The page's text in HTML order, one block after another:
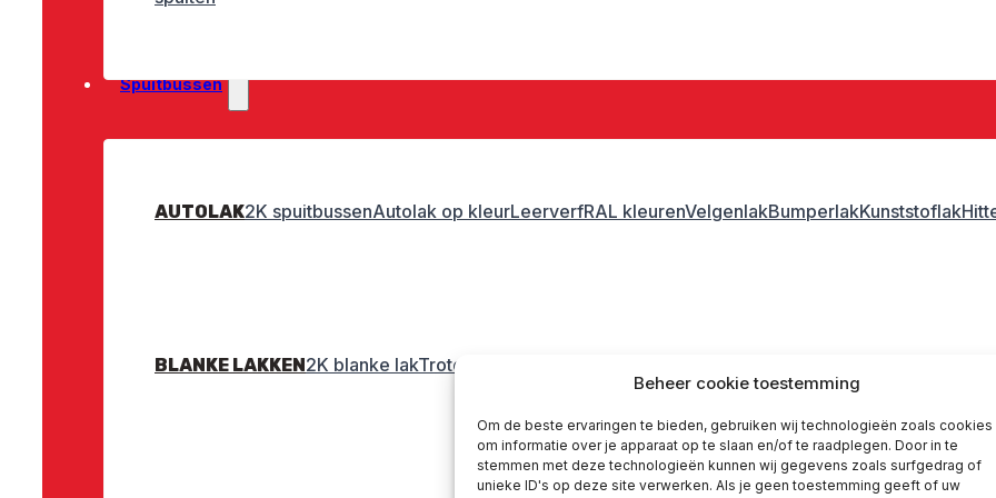
Beheer cookie toestemming
Om de beste ervaringen te bieden, gebruiken wij technologieën zoals cookies
om informatie over je apparaat op te slaan en/of te raadplegen. Door in te
stemmen met deze technologieën kunnen wij gegevens zoals surfgedrag of
unieke ID's op deze site verwerken. Als je geen toestemming geeft of uw
Spuitbussen
AUTOLAK2K spuitbussenAutolak op kleurLeerverfRAL kleurenVelgenlakBumperlakKunststoflak
BLANKE LAKKEN2K blanke lakTroton blank lak